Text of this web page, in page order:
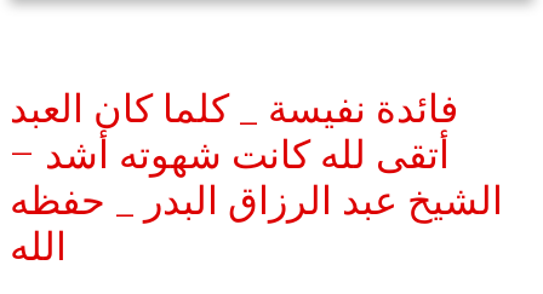
فائدة نفيسة _ كلما كان العبد
أتقى لله كانت شهوته أشد –
الشيخ عبد الرزاق البدر _ حفظه
الله